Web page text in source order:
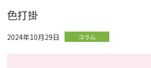
色打掛
2024年10月29日 コラム